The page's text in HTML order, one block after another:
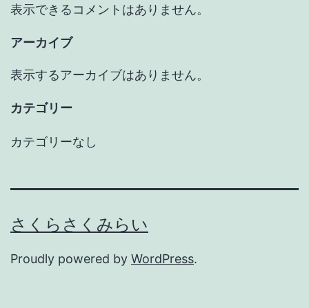
表示できるコメントはありません。
アーカイブ
表示するアーカイブはありません。
カテゴリー
カテゴリーなし
さくらさくみらい
Proudly powered by WordPress.